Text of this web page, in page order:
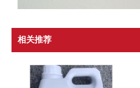
相关推荐